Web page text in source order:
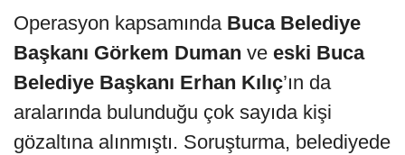
Operasyon kapsamında Buca Belediye
Başkanı Görkem Duman ve eski Buca
Belediye Başkanı Erhan Kılıç’ın da
aralarında bulunduğu çok sayıda kişi
gözaltına alınmıştı. Soruşturma, belediyede